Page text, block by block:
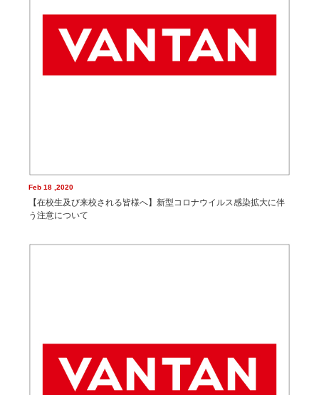
Feb 18 ,2020
【在校生及び来校される皆様へ】新型コロナウイルス感染拡大に伴
う注意について